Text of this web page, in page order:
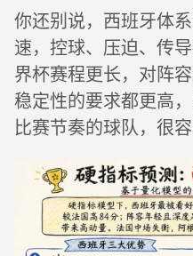
你还别说，西班牙体
速，控球、压迫、传
界杯赛程更长，对阵
稳定性的要求都更高
比赛节奏的球队，很